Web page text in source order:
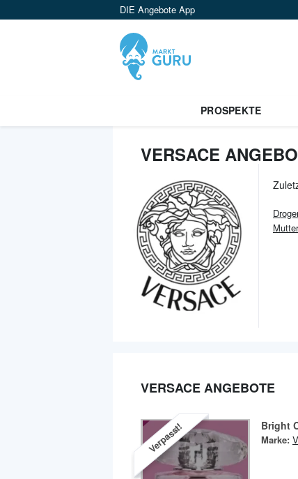
DIE Angebote App
PROSPEKTE
VERSACE
VERSACE ANGEBOTE
Verpasst! Bright
Marke: